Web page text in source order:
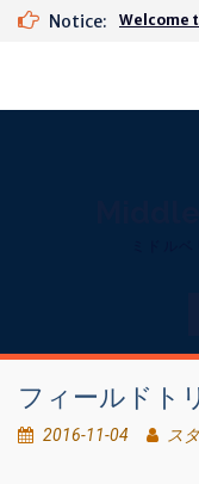
Skip
Notice: Welcome
フィールドト
2016-11-04 ス